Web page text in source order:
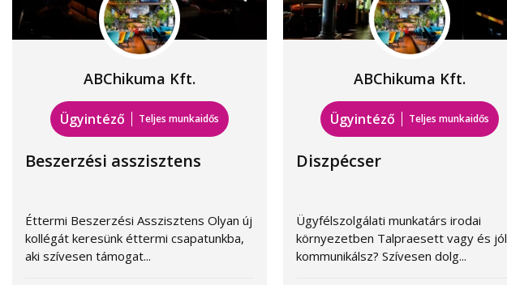
ABChikuma Kft.
Ügyintéző Teljes munkaidős
Beszerzési asszisztens
Éttermi Beszerzési Asszisztens Olyan új
kollégát keresünk éttermi csapatunkba,
aki szívesen támogat...
ABChikuma Kft.
Ügyintéző Teljes munkaidős
Diszpécser
Ügyfélszolgálati munkatárs irodai
környezetben Talpraesett vagy és jól
kommunikálsz? Szívesen dolg...